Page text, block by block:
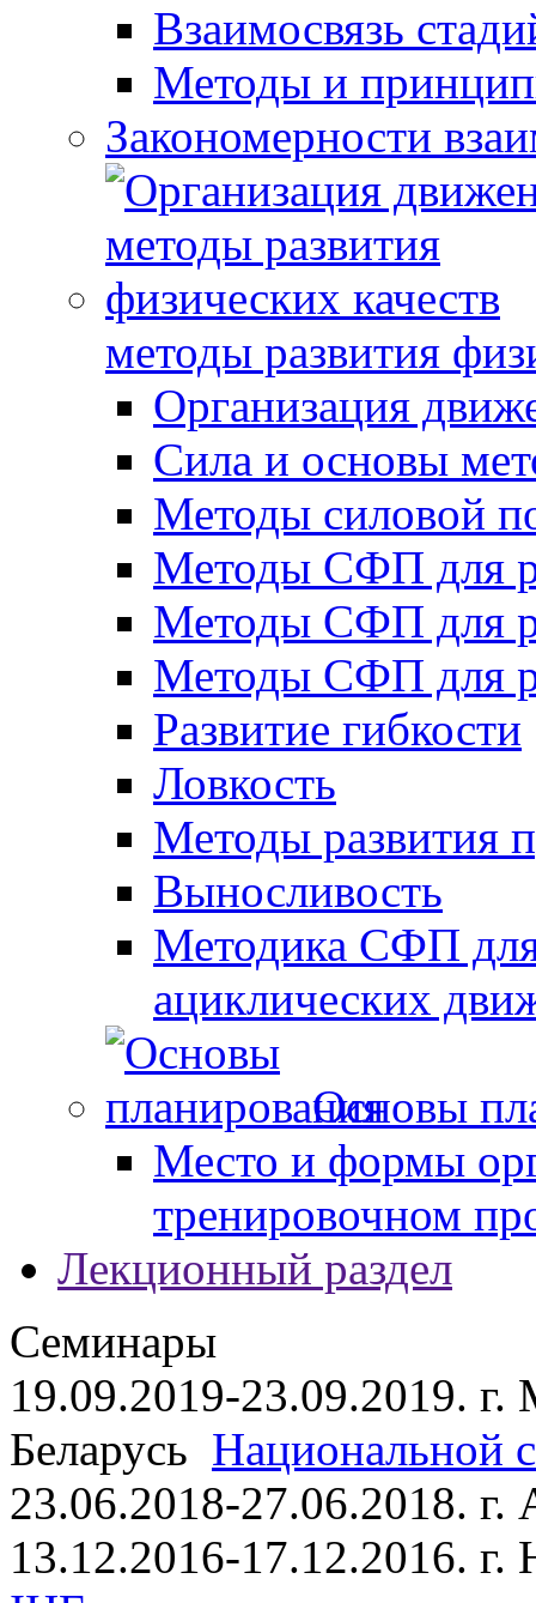
Взаимосвязь
Методы и
Закономерности
методы развития
Организация
Сила и основы
Методы силовой
Методы СФП для
Методы СФП для
Методы СФП для
Развитие гибкости
Ловкость
Методы развития
Выносливость
Методика СФП для
ациклических
Основы
Место и формы
тренировочном
Лекционный раздел
Семинары
19.09.2019-23.09.2019. г.
Беларусь Национальной
23.06.2018-27.06.2018.
13.12.2016-17.12.2016.